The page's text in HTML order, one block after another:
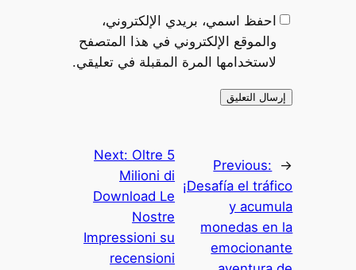
احفظ اسمي، بريدي الإلكتروني،
والموقع الإلكتروني في هذا المتصفح
لاستخدامها المرة المقبلة في تعليقي.
←
Previous:
¡Desafía el tráfico
y acumula
monedas en la
emocionante
Next: Oltre 5
Milioni di
Download Le
Nostre
Impressioni su
recensioni